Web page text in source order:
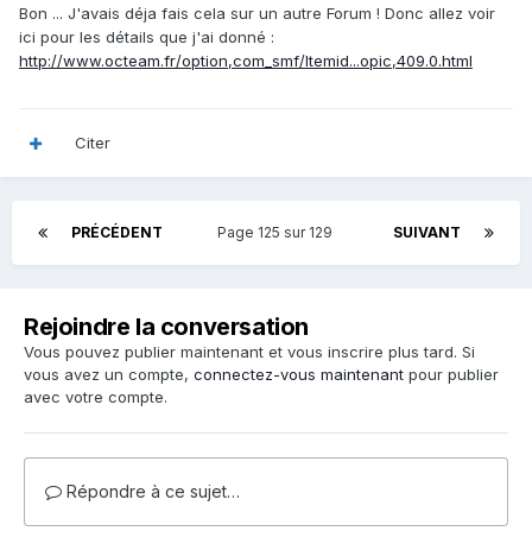
Bon ... J'avais déja fais cela sur un autre Forum ! Donc allez voir
ici pour les détails que j'ai donné :
http://www.octeam.fr/option,com_smf/Itemid...opic,409.0.html
Citer
PRÉCÉDENT SUIVANT
Page 125 sur 129
Rejoindre la conversation
Vous pouvez publier maintenant et vous inscrire plus tard. Si
vous avez un compte, connectez-vous maintenant pour publier
avec votre compte.
Répondre à ce sujet…